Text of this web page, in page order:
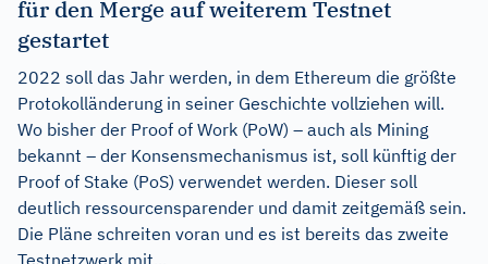
für den Merge auf weiterem Testnet
gestartet
2022 soll das Jahr werden, in dem Ethereum die größte
Protokolländerung in seiner Geschichte vollziehen will.
Wo bisher der Proof of Work (PoW) – auch als Mining
bekannt – der Konsensmechanismus ist, soll künftig der
Proof of Stake (PoS) verwendet werden. Dieser soll
deutlich ressourcensparender und damit zeitgemäß sein.
Die Pläne schreiten voran und es ist bereits das zweite
Testnetzwerk mit...